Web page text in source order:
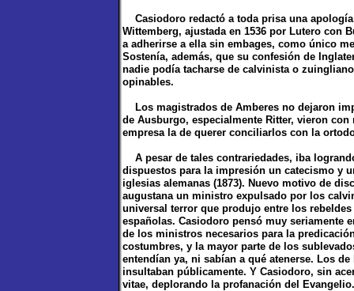
Casiodoro redactó a toda prisa una
Wittemberg, ajustada en 1536 por Lutero con
a adherirse a ella sin embages, como único
Sostenía, además, que su confesión de
nadie podía tacharse de calvinista o
opinables.
Los magistrados de Amberes no dejaron
de Ausburgo, especialmente Ritter, vieron
empresa la de querer conciliarlos con la
A pesar de tales contrariedades, iba
dispuestos para la impresión un catecismo y
iglesias alemanas (1873). Nuevo motivo de
augustana un ministro expulsado por los
universal terror que produjo entre los
españolas. Casiodoro pensó muy seriamente
de los ministros necesarios para la
costumbres, y la mayor parte de los
entendían ya, ni sabían a qué atenerse. Los
insultaban públicamente. Y Casiodoro, sin
vitae, deplorando la profanación del Evangelio.